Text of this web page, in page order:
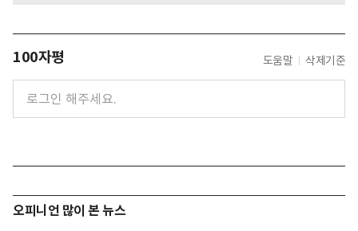
100자평 도움말 삭제기준
오피니언 많이 본 뉴스